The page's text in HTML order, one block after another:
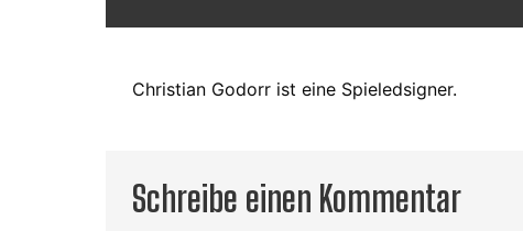
Christian Godorr ist eine Spieledsigner.
Schreibe einen Kommentar